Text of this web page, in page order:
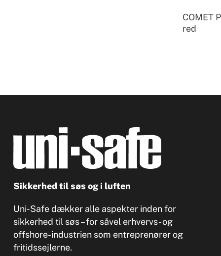
COMET
red
Sikkerhed til søs og i luften
Uni-Safe dækker alle aspekter inden for
sikkerhed til søs – for såvel erhvervs- og
offshore-industrien som entreprenører og
fritidssejlerne.